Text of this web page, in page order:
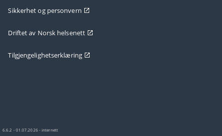
Sikkerhet og personvern
Driftet av Norsk helsenett
Tilgjengelighetserklæring
6.6.2 - 01.07.2026 - internett